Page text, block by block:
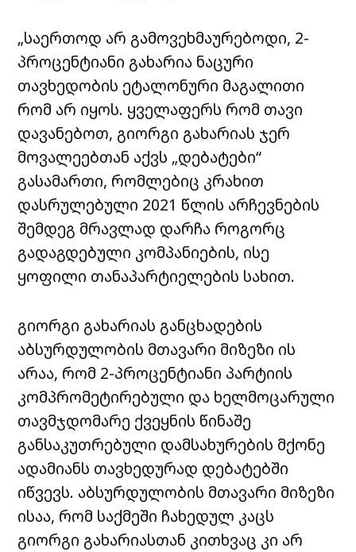
„საერთოდ არ გამოვეხმაურებოდი, 2-
პროცენტიანი გახარია ნაცური
თავხედობის ეტალონური მაგალითი
რომ არ იყოს. ყველაფერს რომ თავი
დავანებოთ, გიორგი გახარიას ჯერ
მოვალეებთან აქვს „დებატები“
გასამართი, რომლებიც კრახით
დასრულებული 2021 წლის არჩევნების
შემდეგ მრავლად დარჩა როგორც
გადაგდებული კომპანიების, ისე
ყოფილი თანაპარტიელების სახით.
გიორგი გახარიას განცხადების
აბსურდულობის მთავარი მიზეზი ის
არაა, რომ 2-პროცენტიანი პარტიის
კომპრომეტირებული და ხელმოცარული
თავმჯდომარე ქვეყნის წინაშე
განსაკუთრებული დამსახურების მქონე
ადამიანს თავხედურად დებატებში
იწვევს. აბსურდულობის მთავარი მიზეზი
ისაა, რომ საქმეში ჩახედულ კაცს
გიორგი გახარიასთან კითხვაც კი არ